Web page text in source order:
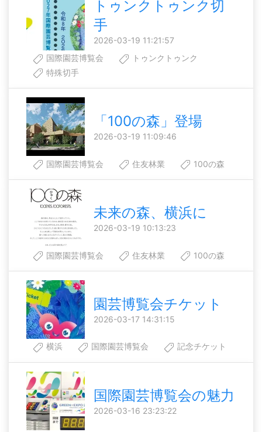
トゥンクトゥンク切
手
2026-03-19 11:21:57
国際園芸博覧会
トゥンクトゥンク
特殊切手
「100の森」登場
2026-03-19 11:09:46
国際園芸博覧会 住友林業 100の森
未来の森、横浜に
2026-03-19 10:13:23
国際園芸博覧会 住友林業 100の森
園芸博覧会チケット
2026-03-17 14:31:15
横浜 国際園芸博覧会 記念チケット
国際園芸博覧会の魅力
2026-03-16 23:23:22